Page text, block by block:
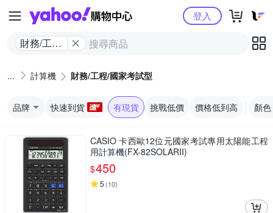
Yahoo購物中心
財務/工程/
型
登入
計算機 財務/工程/國家考試型
品牌 快速到貨 有現貨 挑戰低價 價格低到高 顏色
CASIO 卡西歐12位元國家考試專用太陽能工程
用計算機(FX-82SOLARII)
$450
5 (10)